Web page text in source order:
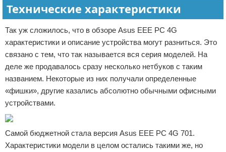
Технические характеристики
Так уж сложилось, что в обзоре Asus EEE PC 4G
характеристики и описание устройства могут разниться. Это
связано с тем, что так называется вся серия моделей. На
деле же продавалось сразу несколько нетбуков с таким
названием. Некоторые из них получали определенные
«фишки», другие казались абсолютно обычными офисными
устройствами.
Самой бюджетной стала версия Asus EEE PC 4G 701.
Характеристики модели в целом остались такими же, но